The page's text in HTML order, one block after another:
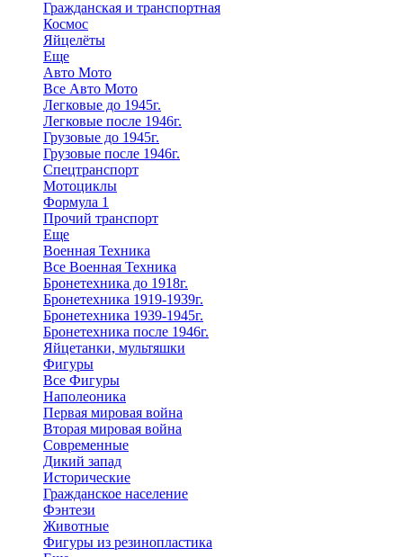
Гражданская и транспортная
Космос
Яйцелёты
Еще
Авто Мото
Все Авто Мото
Легковые до 1945г.
Легковые после 1946г.
Грузовые до 1945г.
Грузовые после 1946г.
Спецтранспорт
Мотоциклы
Формула 1
Прочий транспорт
Еще
Военная Техника
Все Военная Техника
Бронетехника до 1918г.
Бронетехника 1919-1939г.
Бронетехника 1939-1945г.
Бронетехника после 1946г.
Яйцетанки, мультяшки
Фигуры
Все Фигуры
Наполеоника
Первая мировая война
Вторая мировая война
Современные
Дикий запад
Исторические
Гражданское население
Фэнтези
Животные
Фигуры из резинопластика